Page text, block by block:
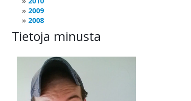
2009
2008
Tietoja minusta